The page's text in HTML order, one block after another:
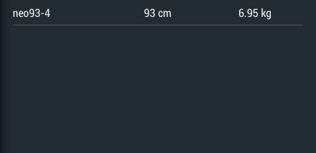
neo93-4 93 cm 6.95 kg